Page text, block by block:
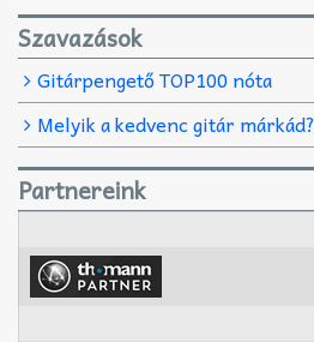
Szavazások
Gitárpengető TOP100 nóta
Melyik a kedvenc gitár márkád?
Partnereink